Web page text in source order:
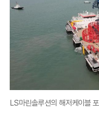
LS마린솔루션의 해저케이블